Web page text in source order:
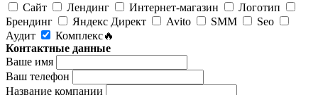
Сайт
Лендинг Интернет-магазин
Логотип
Брендинг
Яндекс Директ Avito SMM
Seo
Аудит
Комплекс🔥
Контактные данные
Ваше имя
Ваш телефон
Название компании